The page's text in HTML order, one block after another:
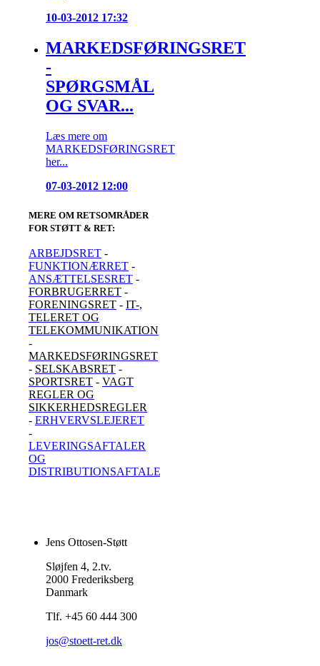
10-03-2012 17:32
MARKEDSFØRINGSRET
-
SPØRGSMÅL
OG SVAR...
Læs mere om
MARKEDSFØRINGSRET
her...
07-03-2012 12:00
MERE OM RETSOMRÅDER
FOR STØTT & RET:
ARBEJDSRET -
FUNKTIONÆRRET -
ANSÆTTELSESRET -
FORBRUGERRET -
FORENINGSRET - IT-,
TELERET OG
TELEKOMMUNIKATION
-
MARKEDSFØRINGSRET
- SELSKABSRET -
SPORTSRET - VAGT
REGLER OG
SIKKERHEDSREGLER
- ERHVERVSLEJERET
-
LEVERINGSAFTALER
OG
DISTRIBUTIONSAFTALER
Jens Ottosen-Støtt
Sløjfen 4, 2.tv.
2000 Frederiksberg
Danmark
Tlf. +45 60 444 300
jos@stoett-ret.dk